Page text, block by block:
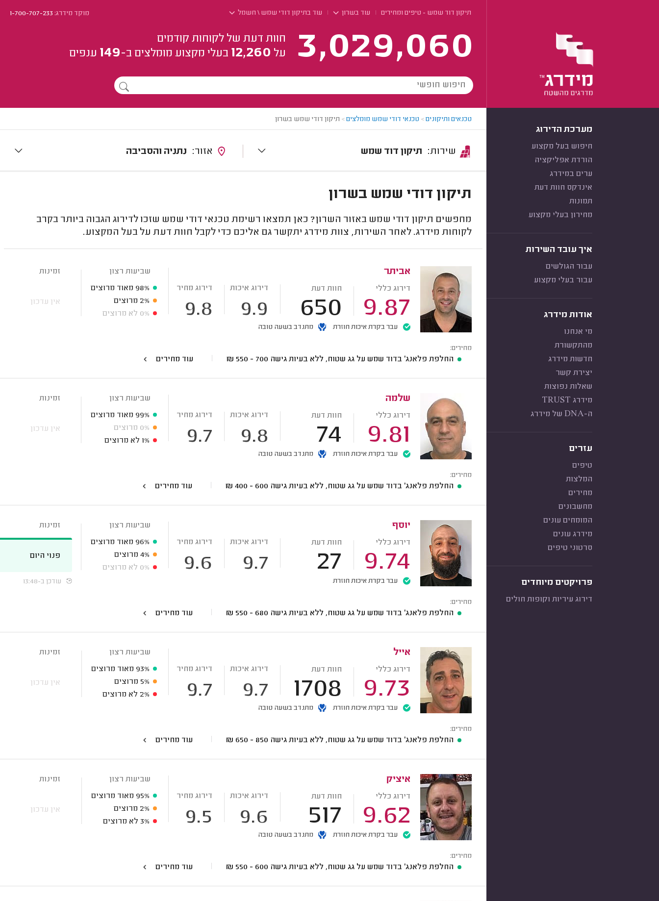
תיקון דוד שמש - טיפים ומחירים עוד בשרון עוד בתיקון דודי שמש \ חשמל מוקד מידרג:1-700-707-233
3,029,060
חוות דעת של לקוחות קודמים
על 12,260 בעלי מקצוע מומלצים ב-149 ענפים
מערכת הדירוג
חיפוש בעל מקצוע
הורדת אפליקציה
ערים במידרג
אינדקס חוות דעת
תמונות
מחירון בעלי מקצוע
איך עובד השירות
עבור הגולשים
עבור בעלי מקצוע
אודות מידרג
מי אנחנו
מהתקשורת
חדשות מידרג
יצירת קשר
שאלות נפוצות
מידרג TRUST
ה-DNA של מידרג
עזרים
טיפים
המלצות
מחירים
מחשבונים
המומחים עונים
מידרג עונים
סרטוני טיפים
פרויקטים מיוחדים
דירוג עיריות וקופות חולים
טכנאים ותיקונים> טכנאי דודי שמש מומלצים> תיקון דודי שמש בשרון
תיקון דוד שמש נתניה והסביבה
תיקון דודי שמש בשרון
מחפשים תיקון דודי שמש באזור השרון? כאן תמצאו רשימת טכנאי דודי שמש שזכו לדירוג הגבוה ביותר בקרב
לקוחות מידרג. לאחר השירות, צוות מידרג יתקשר גם אליכם כדי לקבל חוות דעת על בעל המקצוע.
אביתר
דירוג כללי
9.87
חוות דעת
650
דירוג איכות
9.9
דירוג מחיר
9.8
עבר בקרת איכות חוזרת מתנדב בשעה טובה
שביעות רצון
98% מאוד מרוצים
2% מרוצים
0% לא מרוצים
זמינות
אין עדכון
מחירים:
החלפת פלאנג' בדוד שמש על גג שטוח, ללא בעיות גישה 700 - 550
₪ עוד מחירים
שלמה
דירוג כללי
9.81
חוות דעת
74
דירוג איכות
9.8
דירוג מחיר
9.7
עבר בקרת איכות חוזרת מתנדב בשעה טובה
שביעות רצון
99% מאוד מרוצים
0% מרוצים
1% לא מרוצים
זמינות
אין עדכון
מחירים:
החלפת פלאנג' בדוד שמש על גג שטוח, ללא בעיות גישה 600 - 400
₪ עוד מחירים
יוסף
דירוג כללי
9.74
חוות דעת
27
דירוג איכות
9.7
דירוג מחיר
9.6
עבר בקרת איכות חוזרת
שביעות רצון
96% מאוד מרוצים
4% מרוצים
0% לא מרוצים
זמינות
פנוי היום
עודכן ב-13:48
מחירים:
החלפת פלאנג' בדוד שמש על גג שטוח, ללא בעיות גישה 680 - 550
₪ עוד מחירים
אייל
דירוג כללי
9.73
חוות דעת
1708
דירוג איכות
9.7
דירוג מחיר
9.7
עבר בקרת איכות חוזרת מתנדב בשעה טובה
שביעות רצון
93% מאוד מרוצים
5% מרוצים
2% לא מרוצים
זמינות
אין עדכון
מחירים:
החלפת פלאנג' בדוד שמש על גג שטוח, ללא בעיות גישה 850 - 650
₪ עוד מחירים
איציק
דירוג כללי
9.62
חוות דעת
517
דירוג איכות
9.6
דירוג מחיר
9.5
עבר בקרת איכות חוזרת מתנדב בשעה טובה
שביעות רצון
95% מאוד מרוצים
2% מרוצים
3% לא מרוצים
זמינות
אין עדכון
מחירים:
החלפת פלאנג' בדוד שמש על גג שטוח, ללא בעיות גישה 600 - 550
₪ עוד מחירים